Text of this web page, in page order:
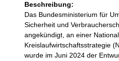
Beschreibung:
Das Bundesministerium für
Sicherheit und
angekündigt, an einer
Kreislaufwirtschaftsstrategie
wurde im Juni 2024 der